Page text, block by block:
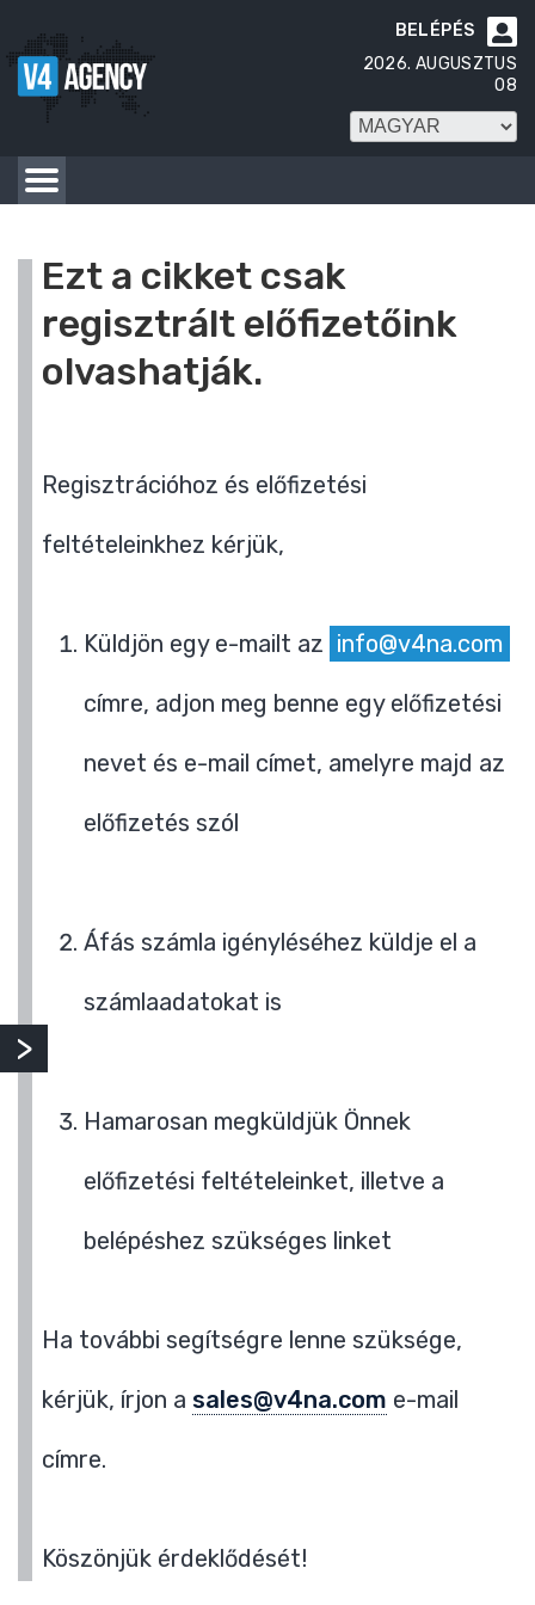

BELÉPÉS
2026. AUGUSZTUS
08
Ezt a cikket csak
regisztrált előfizetőink
olvashatják.
Regisztrációhoz és előfizetési
feltételeinkhez kérjük,
Küldjön egy e-mailt az info@v4na.com
címre, adjon meg benne egy előfizetési
nevet és e-mail címet, amelyre majd az
előfizetés szól
Áfás számla igényléséhez küldje el a
számlaadatokat is
Hamarosan megküldjük Önnek
előfizetési feltételeinket, illetve a
belépéshez szükséges linket
Ha további segítségre lenne szüksége,
kérjük, írjon a sales@v4na.com e-mail
címre.
Köszönjük érdeklődését!